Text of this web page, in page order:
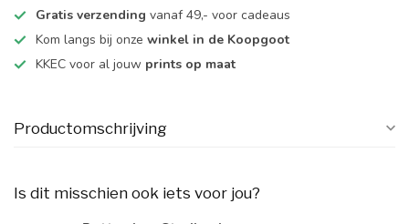
Gratis verzending vanaf 49,- voor cadeaus
Kom langs bij onze winkel in de Koopgoot
KKEC voor al jouw prints op maat
Productomschrijving
Is dit misschien ook iets voor jou?